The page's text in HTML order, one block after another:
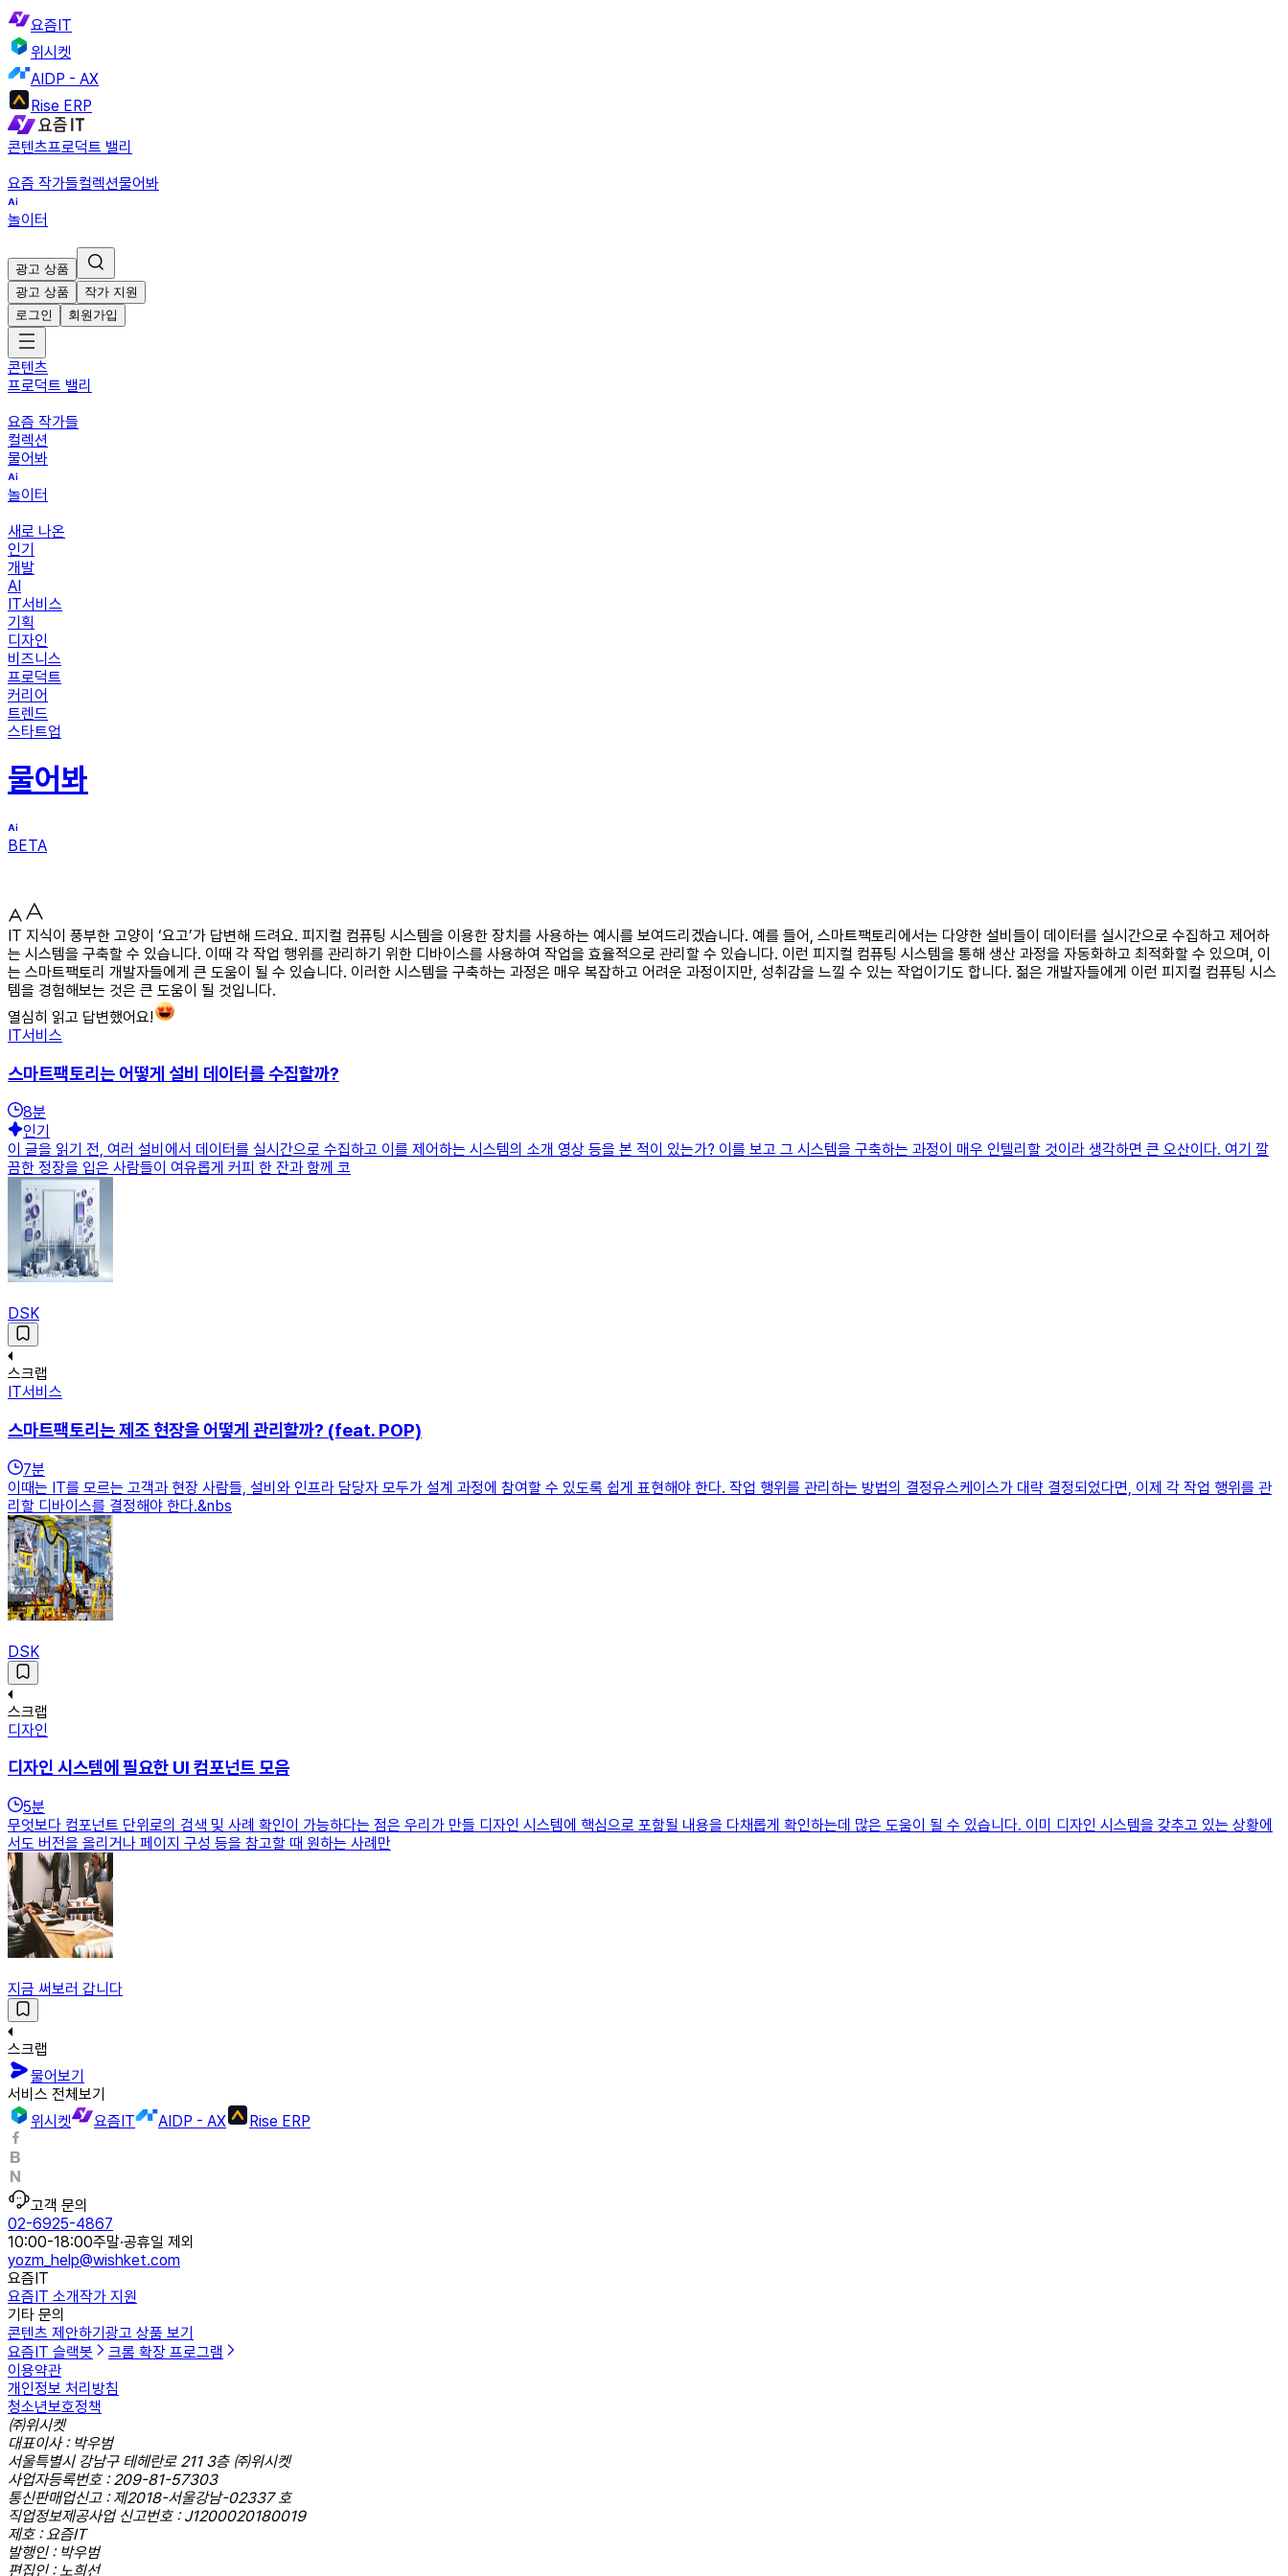
요즘IT
위시켓
AIDP - AX
Rise ERP
콘텐츠프로덕트 밸리
요즘 작가들컬렉션물어봐
놀이터
광고 상품
광고 상품
작가 지원
로그인
회원가입
콘텐츠
프로덕트 밸리
요즘 작가들
컬렉션
물어봐
놀이터
새로 나온
인기
개발
AI
IT서비스
기획
디자인
비즈니스
프로덕트
커리어
트렌드
스타트업
물어봐
BETA
IT 지식이 풍부한 고양이 ‘요고’가 답변해 드려요. 피지컬 컴퓨팅 시스템을 이용한 장치를 사용하는 예시를 보여드리겠습니다. 예를 들어, 스마트팩토리에서는 다양한 설비들이 데이터를 실시간으로 수집하고 제어하
는 시스템을 구축할 수 있습니다. 이때 각 작업 행위를 관리하기 위한 디바이스를 사용하여 작업을 효율적으로 관리할 수 있습니다. 이런 피지컬 컴퓨팅 시스템을 통해 생산 과정을 자동화하고 최적화할 수 있으며, 이
는 스마트팩토리 개발자들에게 큰 도움이 될 수 있습니다. 이러한 시스템을 구축하는 과정은 매우 복잡하고 어려운 과정이지만, 성취감을 느낄 수 있는 작업이기도 합니다. 젊은 개발자들에게 이런 피지컬 컴퓨팅 시스
템을 경험해보는 것은 큰 도움이 될 것입니다.
열심히 읽고 답변했어요!
IT서비스
스마트팩토리는 어떻게 설비 데이터를 수집할까?
8분
인기
이 글을 읽기 전, 여러 설비에서 데이터를 실시간으로 수집하고 이를 제어하는 시스템의 소개 영상 등을 본 적이 있는가? 이를 보고 그 시스템을 구축하는 과정이 매우 인텔리할 것이라 생각하면 큰 오산이다. 여기 깔
끔한 정장을 입은 사람들이 여유롭게 커피 한 잔과 함께 코
DSK
스크랩
IT서비스
스마트팩토리는 제조 현장을 어떻게 관리할까? (feat. POP)
7분
이때는 IT를 모르는 고객과 현장 사람들, 설비와 인프라 담당자 모두가 설계 과정에 참여할 수 있도록 쉽게 표현해야 한다. 작업 행위를 관리하는 방법의 결정유스케이스가 대략 결정되었다면, 이제 각 작업 행위를 관
리할 디바이스를 결정해야 한다.&nbs
DSK
스크랩
디자인
디자인 시스템에 필요한 UI 컴포넌트 모음
5분
무엇보다 컴포넌트 단위로의 검색 및 사례 확인이 가능하다는 점은 우리가 만들 디자인 시스템에 핵심으로 포함될 내용을 다채롭게 확인하는데 많은 도움이 될 수 있습니다. 이미 디자인 시스템을 갖추고 있는 상황에
서도 버전을 올리거나 페이지 구성 등을 참고할 때 원하는 사례만
지금 써보러 갑니다
스크랩
물어보기
서비스 전체보기
위시켓
요즘IT AIDP - AX Rise ERP
고객 문의
02-6925-4867
10:00-18:00주말·공휴일 제외
yozm_help@wishket.com
요즘IT
요즘IT 소개작가 지원
기타 문의
콘텐츠 제안하기 광고 상품 보기
요즘IT 슬랙봇
크롬 확장 프로그램
이용약관
개인정보 처리방침
청소년보호정책
㈜위시켓
대표이사 : 박우범
서울특별시 강남구 테헤란로 211 3층 ㈜위시켓
사업자등록번호 : 209-81-57303
통신판매업신고 : 제2018-서울강남-02337 호
직업정보제공사업 신고번호 : J1200020180019
제호 : 요즘IT
발행인 : 박우범
편집인 : 노희선